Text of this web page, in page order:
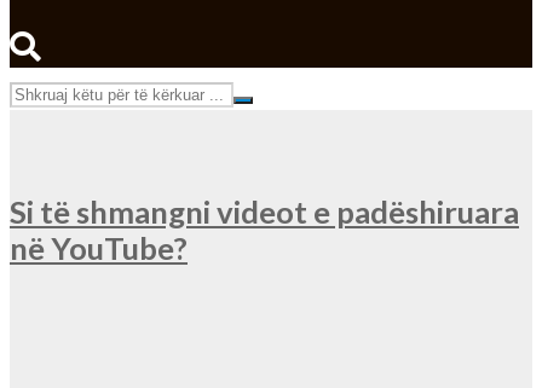
Si të shmangni videot e padëshiruara
në YouTube?